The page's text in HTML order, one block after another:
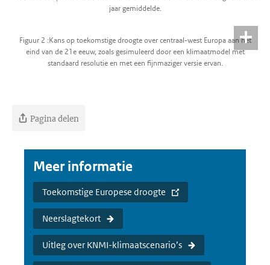
jaar gemiddelde.
Figuur 2 :Kans op toekomstige droogte over centraal-west Europa aan het
eind van de 21e eeuw, zoals gesimuleerd door een klimaatmodel met
standaard resolutie en met een fijnmaziger versie ervan.
Pagina delen
Meer informatie
Toekomstige Europese droogte
Neerslagtekort
Uitleg over KNMI-klimaatscenario’s